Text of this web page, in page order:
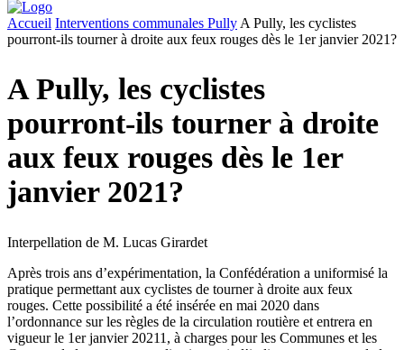
Accueil Interventions communales Pully A Pully, les cyclistes
pourront-ils tourner à droite aux feux rouges dès le 1er janvier 2021?
A Pully, les cyclistes
pourront-ils tourner à droite
aux feux rouges dès le 1er
janvier 2021?
Interpellation de M. Lucas Girardet
Après trois ans d’expérimentation, la Confédération a uniformisé la
pratique permettant aux cyclistes de tourner à droite aux feux
rouges. Cette possibilité a été insérée en mai 2020 dans
l’ordonnance sur les règles de la circulation routière et entrera en
vigueur le 1er janvier 20211, à charges pour les Communes et les